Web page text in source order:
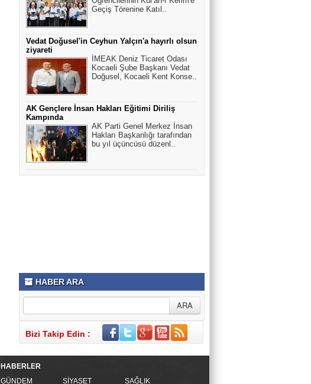
Geçiş Törenine Katıl..
Vedat Doğusel'in Ceyhun Yalçın'a hayırlı olsun
ziyareti
İMEAK Deniz Ticaret Odası
Kocaeli Şube Başkanı Vedat
Doğusel, Kocaeli Kent Konse..
AK Gençlere İnsan Hakları Eğitimi Diriliş
Kampında
AK Parti Genel Merkez İnsan
Hakları Başkanlığı tarafından
bu yıl üçüncüsü düzenl..
HABER ARA
Bizi Takip Edin :
HABERLER
GÜNDEM
SİYASET SAĞLIK